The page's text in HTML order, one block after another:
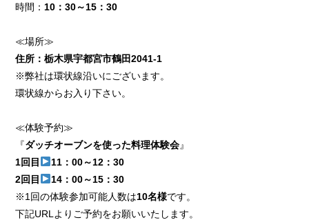
時間： 10：30～15：30
≪場所≫
住所：栃木県宇都宮市鶴田2041-1
※弊社は環状線沿いにございます。
環状線からお入り下さい。
≪体験予約≫
『ダッチオーブンを使った料理体験会』
1回目
11：00～12：30
2回目
14：00～15：30
※1回の体験参加可能人数は10名様です。
下記URLよりご予約をお願いいたします。